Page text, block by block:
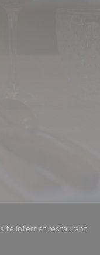
internet restaurant
une nouvelle